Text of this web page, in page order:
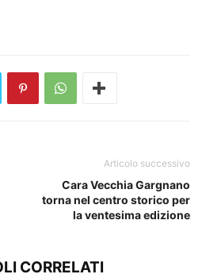
Articolo successivo
Cara Vecchia Gargnano
torna nel centro storico per
la ventesima edizione
CORRELATI